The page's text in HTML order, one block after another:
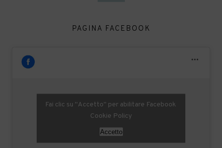
PAGINA FACEBOOK
Fai clic su "Accetto" per abilitare Facebook
Cookie Policy
Accetto